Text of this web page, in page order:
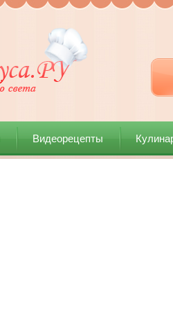
Видеорецепты